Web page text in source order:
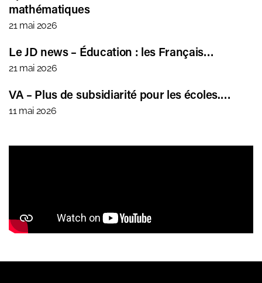
mathématiques
21 mai 2026
Le JD news – Éducation : les Français…
21 mai 2026
VA – Plus de subsidiarité pour les écoles.…
11 mai 2026